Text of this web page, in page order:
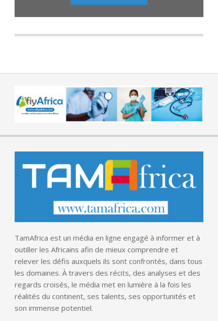
TamAfrica est un média en ligne engagé à informer et à
outiller les Africains afin de mieux comprendre et
relever les défis auxquels ils sont confrontés, dans tous
les domaines. À travers des récits, des analyses et des
regards croisés, le média met en lumière à la fois les
réalités du continent, ses talents, ses opportunités et
son immense potentiel.